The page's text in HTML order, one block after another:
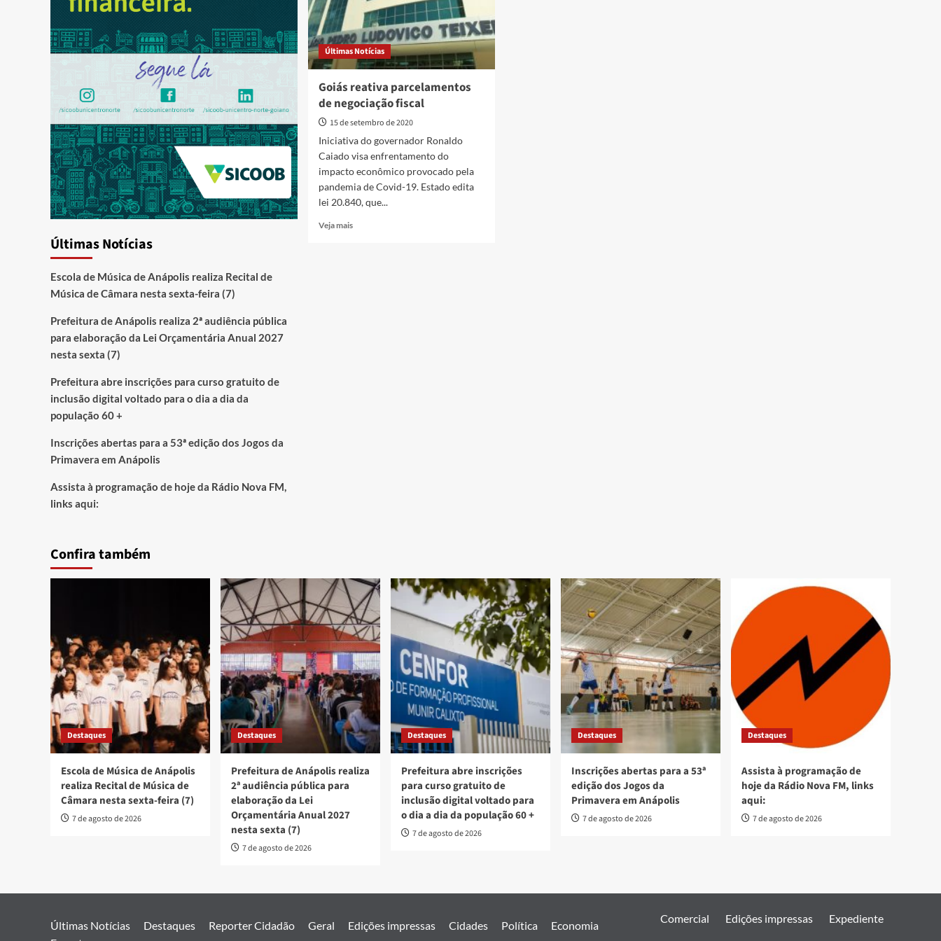
Últimas Notícias
Goiás reativa parcelamentos
de negociação fiscal
15 de setembro de 2020
Iniciativa do governador Ronaldo
Caiado visa enfrentamento do
impacto econômico provocado pela
pandemia de Covid-19. Estado edita
lei 20.840, que...
Veja maisRead
Últimas Notícias
Escola de Música de Anápolis realiza Recital de
Música de Câmara nesta sexta-feira (7)
Prefeitura de Anápolis realiza 2ª audiência pública
para elaboração da Lei Orçamentária Anual 2027
nesta sexta (7)
Prefeitura abre inscrições para curso gratuito de
inclusão digital voltado para o dia a dia da
população 60 +
Inscrições abertas para a 53ª edição dos Jogos da
Primavera em Anápolis
Assista à programação de hoje da Rádio Nova FM,
links aqui:
Confira também
Destaques
Escola de Música de Anápolis
realiza Recital de Música de
Câmara nesta sexta-feira (7)
7 de agosto de 2026
Destaques
Prefeitura de Anápolis realiza
2ª audiência pública para
elaboração da Lei
Orçamentária Anual 2027
nesta sexta (7)
7 de agosto de 2026
Destaques
Prefeitura abre inscrições
para curso gratuito de
inclusão digital voltado para
o dia a dia da população 60 +
7 de agosto de 2026
Destaques
Inscrições abertas para a 53ª
edição dos Jogos da
Primavera em Anápolis
7 de agosto de 2026
Destaques
Assista à programação de
hoje da Rádio Nova FM, links
aqui:
7 de agosto de 2026
Últimas Notícias Destaques Reporter Cidadão Geral Edições impressas Cidades Política
Economia
Comercial Edições impressas Expediente